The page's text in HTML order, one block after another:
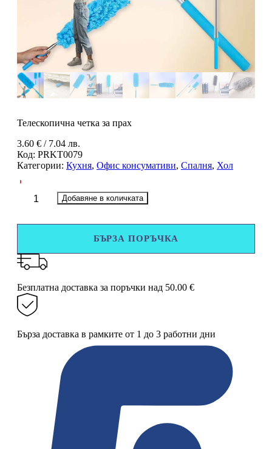
Телескопична четка за прах
3.60 € / 7.04 лв.
Код: PRKT0079
Категории: Кухня, Офис консумативи, Спалня, Хол
количество
прах
Добавяне в количката
БЪРЗА ПОРЪЧКА
Безплатна доставка за поръчки над 50.00 €
Бърза доставка в рамките от 1 до 3 работни дни